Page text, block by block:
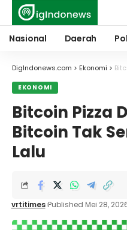
Nasional Daerah
DigIndonews.com > Ekonomi >
EKONOMI
Bitcoin Pizza
Bitcoin Tak
Lalu
vrtitimes Published Mei 28,